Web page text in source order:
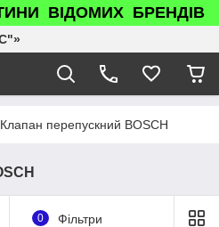
ВІДОМИХ БРЕНДІВ
Клапан перепускний BOSCH
0 Фільтри